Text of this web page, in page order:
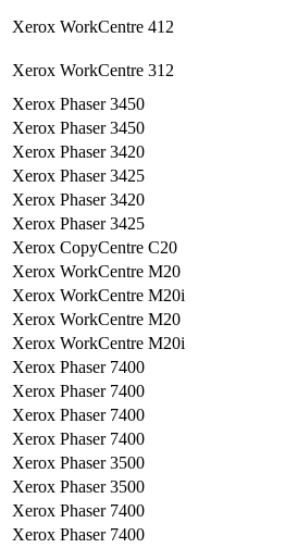
Xerox WorkCentre 412
Xerox WorkCentre 312
Xerox Phaser 3450
Xerox Phaser 3450
Xerox Phaser 3420
Xerox Phaser 3425
Xerox Phaser 3420
Xerox Phaser 3425
Xerox CopyCentre C20
Xerox WorkCentre M20
Xerox WorkCentre M20i
Xerox WorkCentre M20
Xerox WorkCentre M20i
Xerox Phaser 7400
Xerox Phaser 7400
Xerox Phaser 7400
Xerox Phaser 7400
Xerox Phaser 3500
Xerox Phaser 3500
Xerox Phaser 7400
Xerox Phaser 7400